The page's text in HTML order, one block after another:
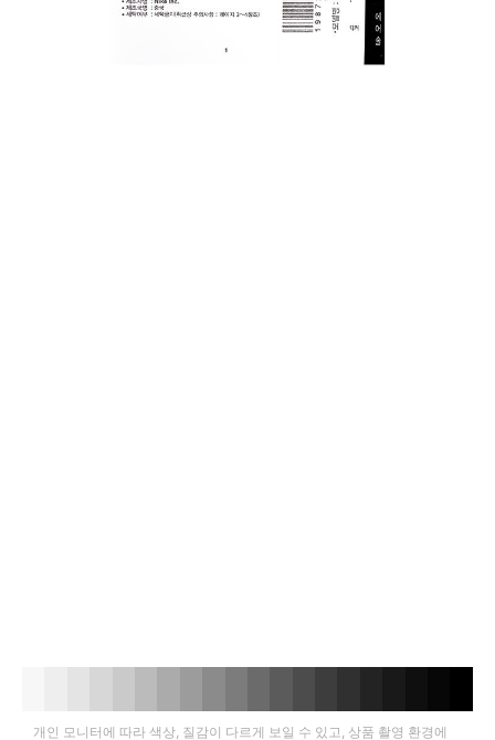
개인 모니터에 따라 색상, 질감이 다르게 보일 수 있고, 상품 촬영 환경에